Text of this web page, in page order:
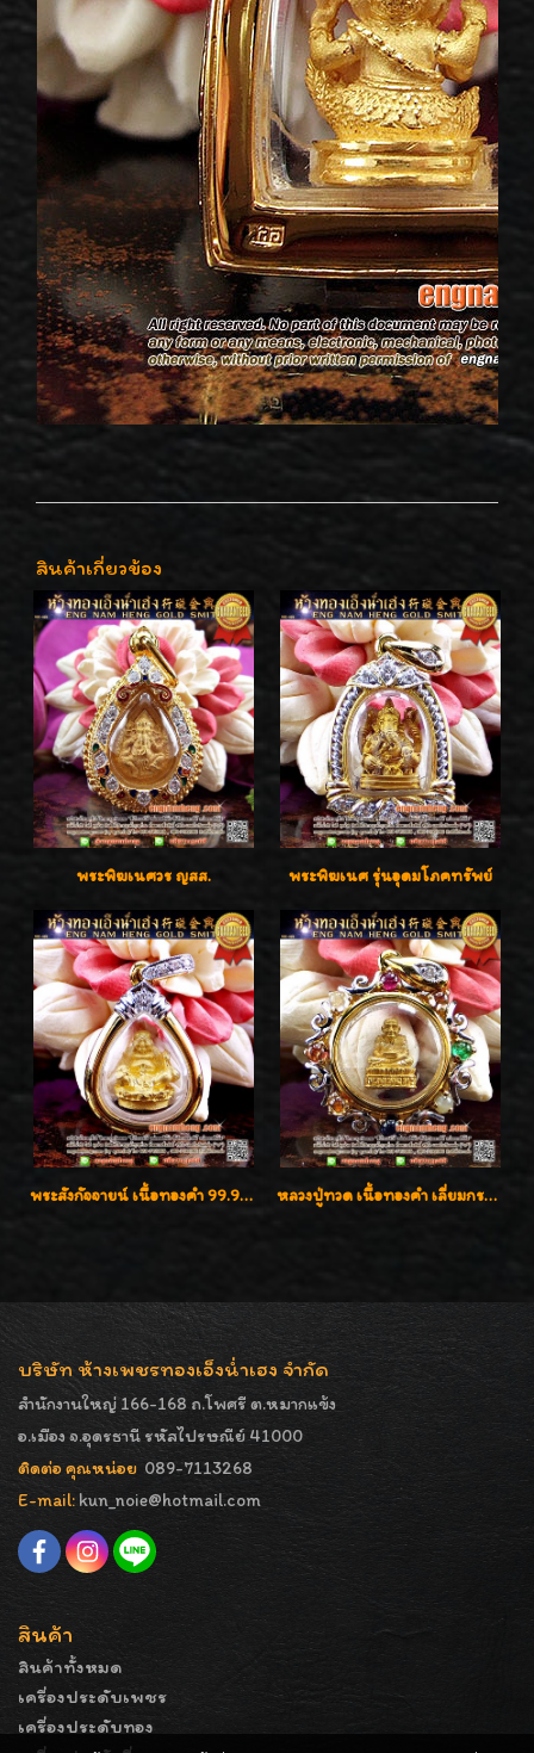
สินค้าเกี่ยวข้อง
พระพิฆเนศวร ญสส. พระพิฆเนศ รุ่นอุดมโภคทรัพย์
พระสังกัจจายน์ เนื้อทองคำ 99.99% หลวงปู่ทวด เนื้อทองคำ เลี่ยมกรอบทองคำประดับเพชรแท้และพลอยนพเก้า น่ารักมากๆค่ะ
บริษัท ห้างเพชรทองเอ็งน่ำเฮง จำกัด
สำนักงานใหญ่ 166-168 ถ.โพศรี ต.หมากแข้ง
อ.เมือง จ.อุดรธานี รหัสไปรษณีย์ 41000
ติดต่อ คุณหน่อย 089-7113268
E-mail: kun_noie@hotmail.com
สินค้า
สินค้าทั้งหมด
เครื่องประดับเพชร
เครื่องประดับทอง